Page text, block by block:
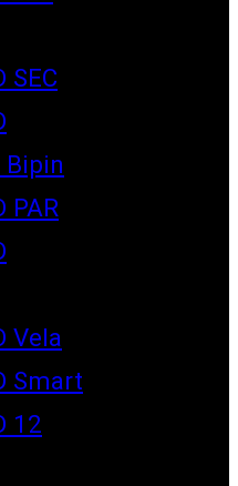
SEC
Bipin
PAR
Vela
Smart
12